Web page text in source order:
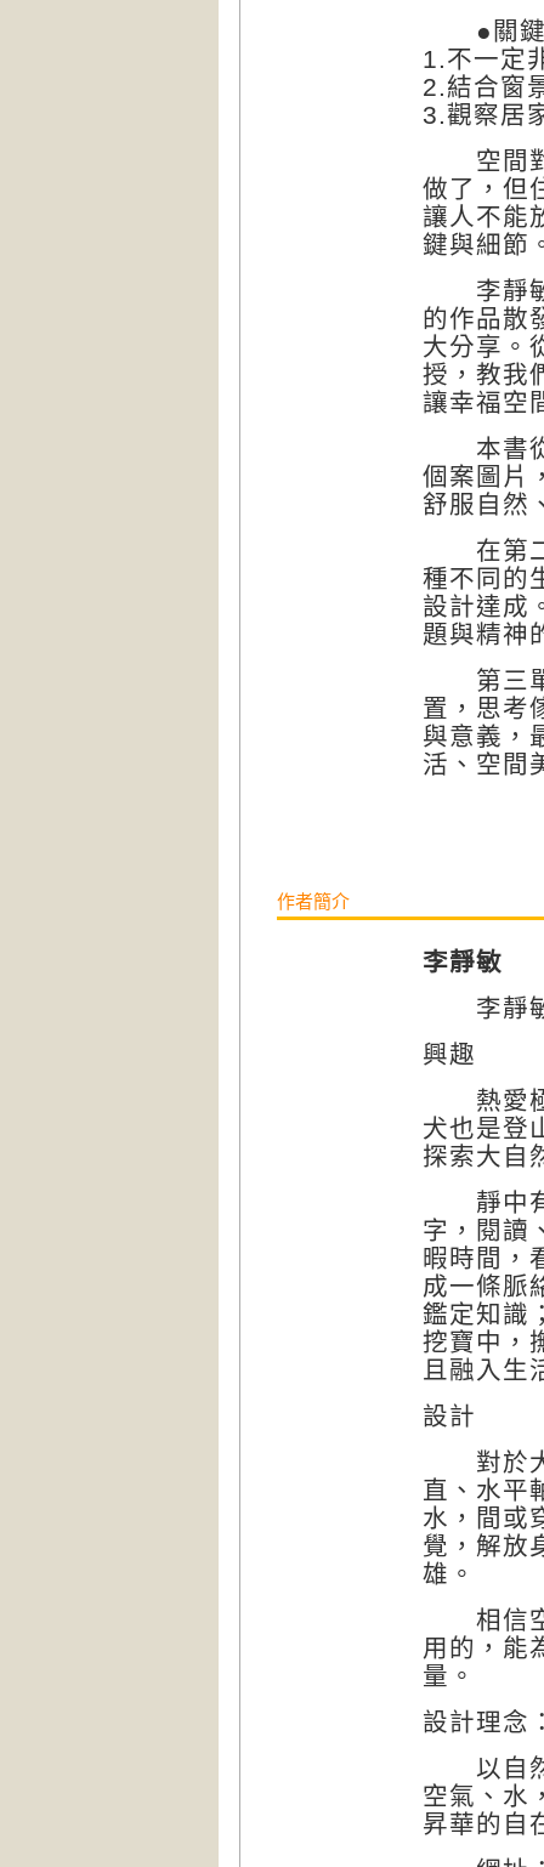
●關鍵
1.不一定
2.結合窗
3.觀察居
空間對
做了，但
讓人不能
鍵與細節
李靜敏
的作品散
大分享。
授，教我
讓幸福空
本書從
個案圖片
舒服自然
在第二
種不同的
設計達成
題與精神
第三單
置，思考
與意義，
活、空間
作者簡介
李靜敏
李靜敏
興趣
熱愛極
犬也是登
探索大自
靜中有
字，閱讀
暇時間，
成一條脈
鑑定知識
挖寶中，
且融入生
設計
對於大
直、水平
水，間或
覺，解放
雄。
相信空
用的，能
量。
設計理念
以自然
空氣、水
昇華的自